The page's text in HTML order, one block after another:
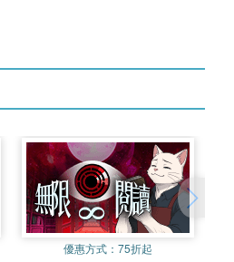
優惠方式：75折起